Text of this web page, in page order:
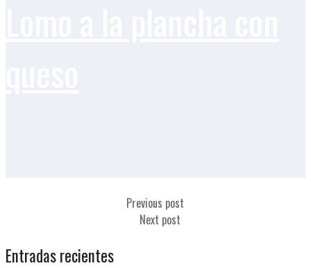
Previous post
Next post
Entradas recientes